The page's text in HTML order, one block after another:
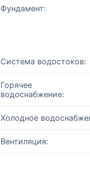
Фундамент:
Система водостоков:
Горячее
водоснабжение:
Холодное
Вентиляция: